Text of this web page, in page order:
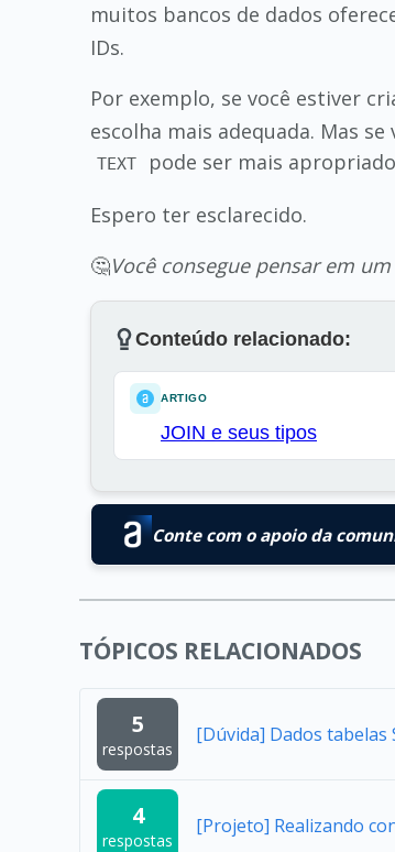
muitos bancos de dados
IDs.
Por exemplo, se você estiver
escolha mais adequada. Mas
TEXT
pode ser mais
Espero ter esclarecido.
🤔Você consegue pensar em
Conteúdo relacionado:
ARTIGO
JOIN e seus tipos
Conte com o apoio da
TÓPICOS RELACIONADOS
5
respostas
[Dúvida] Dados tabelas
4
respostas
[Projeto] Realizando